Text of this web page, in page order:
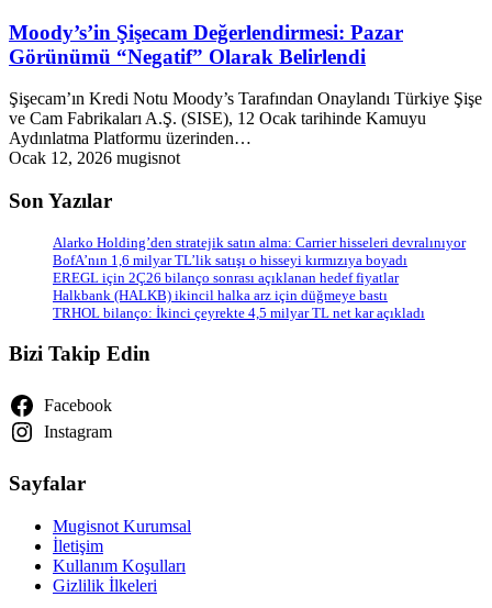
Moody’s’in Şişecam Değerlendirmesi: Pazar
Görünümü “Negatif” Olarak Belirlendi
Şişecam’ın Kredi Notu Moody’s Tarafından Onaylandı Türkiye Şişe
ve Cam Fabrikaları A.Ş. (SISE), 12 Ocak tarihinde Kamuyu
Aydınlatma Platformu üzerinden…
Ocak 12, 2026 mugisnot
Son Yazılar
Alarko Holding’den stratejik satın alma: Carrier hisseleri devralınıyor
BofA’nın 1,6 milyar TL’lik satışı o hisseyi kırmızıya boyadı
EREGL için 2Ç26 bilanço sonrası açıklanan hedef fiyatlar
Halkbank (HALKB) ikincil halka arz için düğmeye bastı
TRHOL bilanço: İkinci çeyrekte 4,5 milyar TL net kar açıkladı
Bizi Takip Edin
Facebook
Instagram
Sayfalar
Mugisnot Kurumsal
İletişim
Kullanım Koşulları
Gizlilik İlkeleri